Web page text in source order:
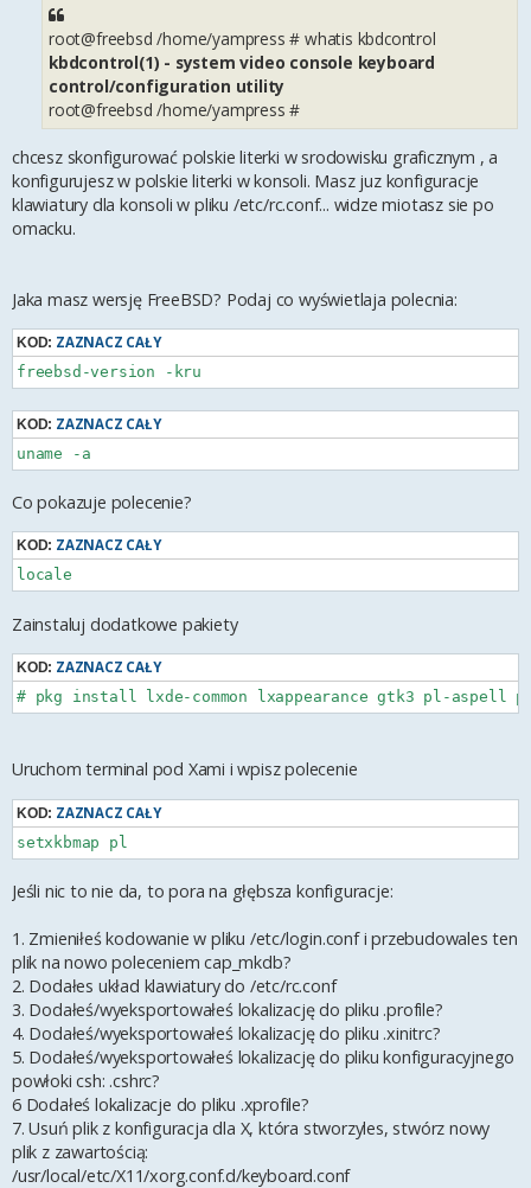
root@freebsd /home/yampress # whatis kbdcontrol
kbdcontrol(1) - system video console keyboard
control/configuration utility
root@freebsd /home/yampress #
chcesz skonfigurować polskie literki w srodowisku graficznym , a
konfigurujesz w polskie literki w konsoli. Masz juz konfiguracje
klawiatury dla konsoli w pliku /etc/rc.conf... widze miotasz sie po
omacku.
Jaka masz wersję FreeBSD? Podaj co wyświetlaja polecnia:
KOD: ZAZNACZ CAŁY
KOD: ZAZNACZ CAŁY
Co pokazuje polecenie?
KOD: ZAZNACZ CAŁY
Zainstaluj dodatkowe pakiety
KOD: ZAZNACZ CAŁY
Uruchom terminal pod Xami i wpisz polecenie
KOD: ZAZNACZ CAŁY
Jeśli nic to nie da, to pora na głębsza konfiguracje:
1. Zmieniłeś kodowanie w pliku /etc/login.conf i przebudowales ten
plik na nowo poleceniem cap_mkdb?
2. Dodałes układ klawiatury do /etc/rc.conf
3. Dodałeś/wyeksportowałeś lokalizację do pliku .profile?
4. Dodałeś/wyeksportowałeś lokalizację do pliku .xinitrc?
5. Dodałeś/wyeksportowałeś lokalizację do pliku konfiguracyjnego
powłoki csh: .cshrc?
6 Dodałeś lokalizacje do pliku .xprofile?
7. Usuń plik z konfiguracja dla X, która stworzyles, stwórz nowy
plik z zawartością:
/usr/local/etc/X11/xorg.conf.d/keyboard.conf